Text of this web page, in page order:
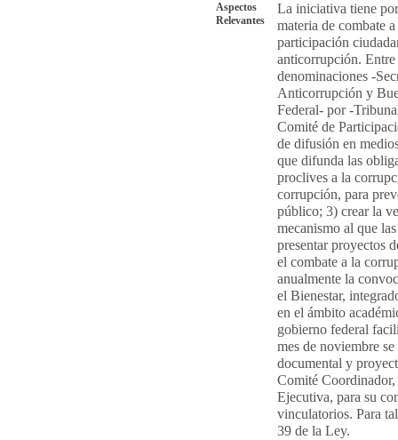
Aspectos
Relevantes
La iniciativa tiene
materia de combate
participación
anticorrupción.
denominaciones -
Anticorrupción y
Federal- por -
Comité de
de difusión en
que difunda las
proclives a la
corrupción, para
público; 3) crear la
mecanismo al que
presentar proyectos
el combate a la
anualmente la
el Bienestar,
en el ámbito
gobierno federal
mes de noviembre
documental y
Comité
Ejecutiva, para su
vinculatorios. Para
39 de la Ley.